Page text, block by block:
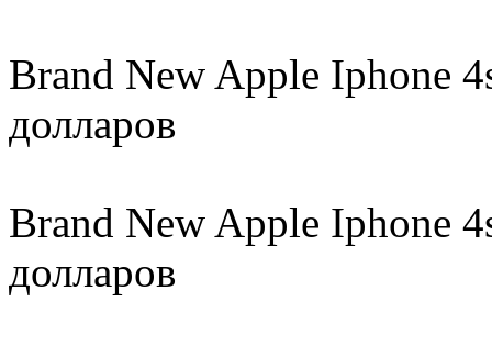
Brand New Apple Iphone
долларов
Brand New Apple Iphone
долларов